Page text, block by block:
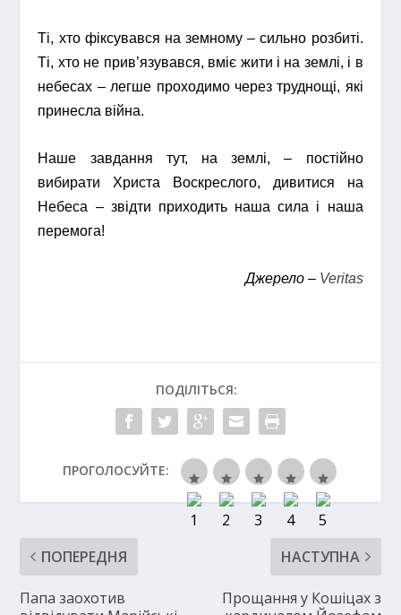
Ті, хто фіксувався на земному – сильно розбиті.
Ті, хто не прив’язувався, вміє жити і на землі, і в
небесах – легше проходимо через труднощі, які
принесла війна.
Наше завдання тут, на землі, – постійно
вибирати Христа Воскреслого, дивитися на
Небеса – звідти приходить наша сила і наша
перемога!
Джерело – Veritas
ПОДІЛІТЬСЯ:
ПРОГОЛОСУЙТЕ:
ПОПЕРЕДНЯ
Папа заохотив
НАСТУПНА
Прощання у Кошіцах з